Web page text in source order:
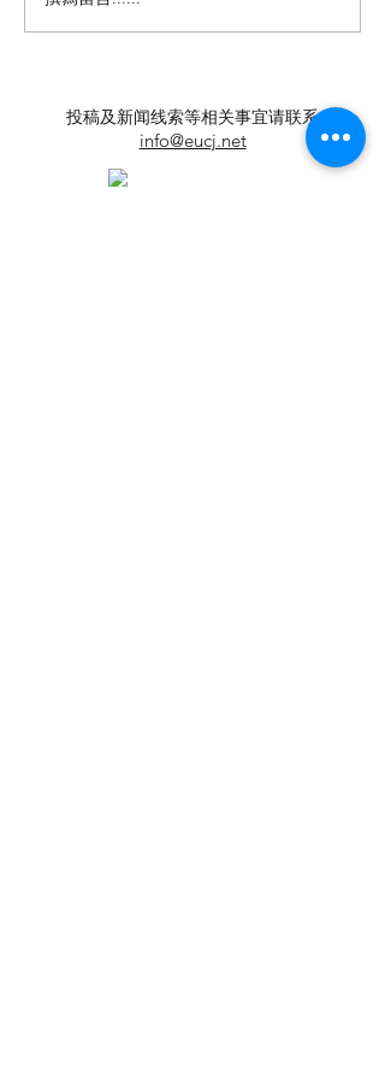
引热议！第六届“广东文化
投稿及新闻线索等相关事宜请联系
info@eucj.net